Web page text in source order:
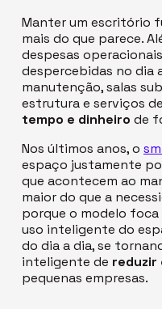
Manter um escritório
mais do que parece.
despesas
despercebidas no dia
manutenção, salas
estrutura e serviços
tempo e dinheiro de
Nos últimos anos, o
espaço justamente
que acontecem ao
maior do que a
porque o modelo foca
uso inteligente do
do dia a dia, se
inteligente de reduzir
pequenas empresas.